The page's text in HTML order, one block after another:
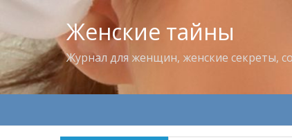
Женские тайны
Журнал для женщин, женские секреты,